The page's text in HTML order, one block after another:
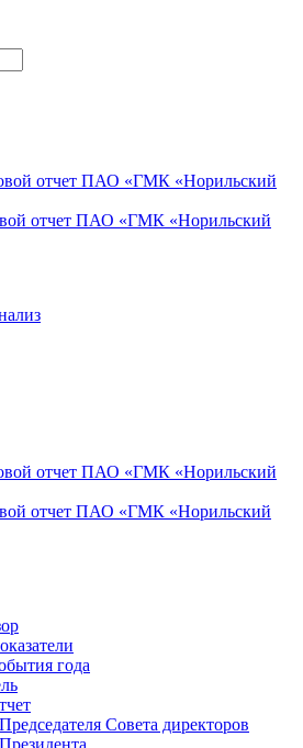
отчет ПАО «ГМК «Норильский
отчет ПАО «ГМК «Норильский
отчет ПАО «ГМК «Норильский
отчет ПАО «ГМК «Норильский
года
Совета директоров